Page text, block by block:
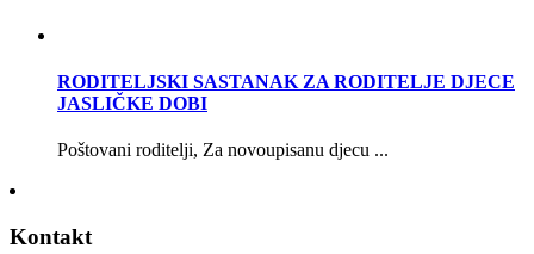
RODITELJSKI SASTANAK ZA RODITELJE DJECE
JASLIČKE DOBI
Poštovani roditelji, Za novoupisanu djecu ...
Kontakt